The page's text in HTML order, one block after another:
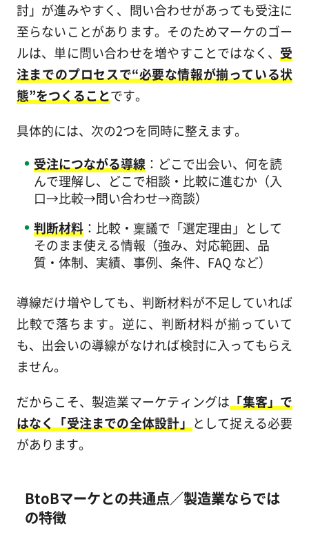
討」が進みやすく、問い合わせがあっても受注に
至らないことがあります。そのためマーケのゴー
ルは、単に問い合わせを増やすことではなく、受
注までのプロセスで“必要な情報が揃っている状
態”をつくることです。
具体的には、次の2つを同時に整えます。
受注につながる導線：どこで出会い、何を読
んで理解し、どこで相談・比較に進むか（入
口→比較→問い合わせ→商談）
判断材料：比較・稟議で「選定理由」として
そのまま使える情報（強み、対応範囲、品
質・体制、実績、事例、条件、FAQ など）
導線だけ増やしても、判断材料が不足していれば
比較で落ちます。逆に、判断材料が揃っていて
も、出会いの導線がなければ検討に入ってもらえ
ません。
だからこそ、製造業マーケティングは 「集客」で
はなく「受注までの全体設計」 として捉える必要
があります。
BtoBマーケとの共通点／製造業ならでは
の特徴